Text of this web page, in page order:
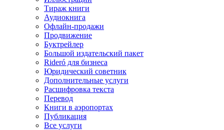
Тираж книги
Аудиокнига
Офлайн-продажи
Продвижение
Буктрейлер
Большой издательский пакет
Rideró для бизнеса
Юридический советник
Дополнительные услуги
Расшифровка текста
Перевод
Книги в аэропортах
Публикация
Все услуги